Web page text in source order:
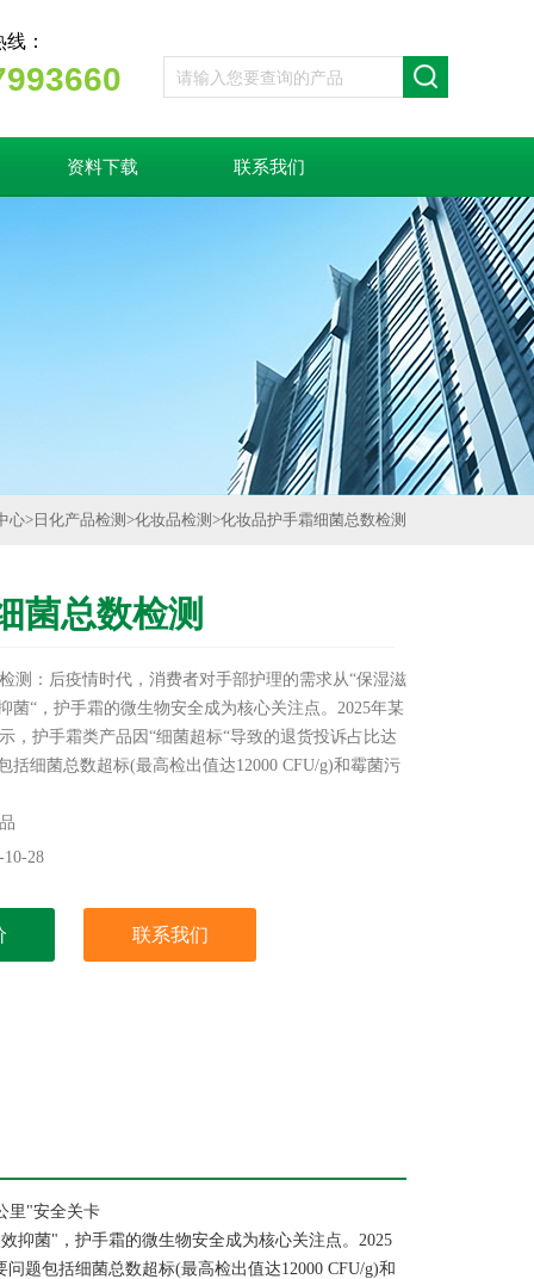
：
资料下载 联系我们
心> 日化产品检测 >化妆品检测 >化妆品护手霜细菌总数检测
菌总数检测
测：后疫情时代，消费者对手部护理的需求从“保湿滋
菌“，护手霜的微生物安全成为核心关注点。2025年某
，护手霜类产品因“细菌超标“导致的退货投诉占比达
括细菌总数超标(最高检出值达12000 CFU/g)和霉菌污
氨基酸)又为细菌繁殖提供温床。
28
联系我们
里"安全关卡
抑菌"，护手霜的微生物安全成为核心关注点。2025
题包括细菌总数超标(最高检出值达12000 CFU/g)和